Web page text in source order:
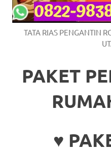
TATA RIAS PENGANTIN
PAKET
♥